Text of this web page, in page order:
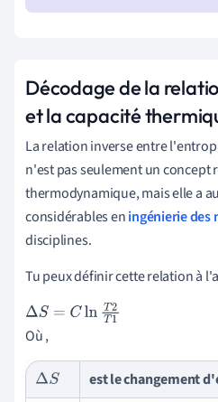
Décodage de la
et la capacité
La relation inverse entre
n'est pas seulement un concept
thermodynamique, mais elle a
considérables eningénierie des
disciplines.
Tu peux définir cette relation à
ΔS=Cln T2T1
Où ,
ΔS
est le changement